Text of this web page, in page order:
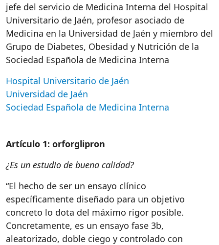
jefe del servicio de Medicina Interna del Hospital
Universitario de Jaén, profesor asociado de
Medicina en la Universidad de Jaén y miembro del
Grupo de Diabetes, Obesidad y Nutrición de la
Sociedad Española de Medicina Interna
Hospital Universitario de Jaén
Universidad de Jaén
Sociedad Española de Medicina Interna
Artículo 1: orforglipron
¿Es un estudio de buena calidad?
“El hecho de ser un ensayo clínico
específicamente diseñado para un objetivo
concreto lo dota del máximo rigor posible.
Concretamente, es un ensayo fase 3b,
aleatorizado, doble ciego y controlado con